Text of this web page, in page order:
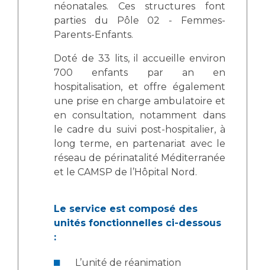
Les Comités Locaux des Usagers
Le projet des usagers
Qualité
Nos indicateurs qualité et de sécurité des soins
Protection des données
Les recherches en santé à l’AP-HM
Rôles et missions
Liste des marchés conclus
néonatales. Ces structures font
parties du Pôle 02 - Femmes-
Parents-Enfants.
Doté de 33 lits, il accueille environ
700 enfants par an en
hospitalisation, et offre également
une prise en charge ambulatoire et
en consultation, notamment dans
le cadre du suivi post-hospitalier, à
long terme, en partenariat avec le
réseau de périnatalité Méditerranée
et le CAMSP de l’Hôpital Nord.
Le service est composé des
unités fonctionnelles ci-dessous
:
L’unité de réanimation